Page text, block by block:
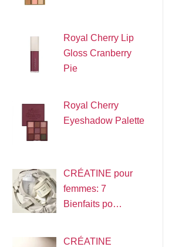
Royal Cherry Lip
Gloss Cranberry
Pie
Royal Cherry
Eyeshadow Palette
CRÉATINE pour
femmes: 7
Bienfaits po…
CRÉATINE